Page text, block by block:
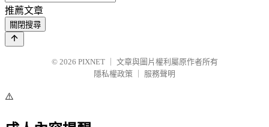
推薦文章
關閉搜尋
© 2026 PIXNET
文章與圖片權利屬原作者所有
隱私權政策
服務聲明
⚠️